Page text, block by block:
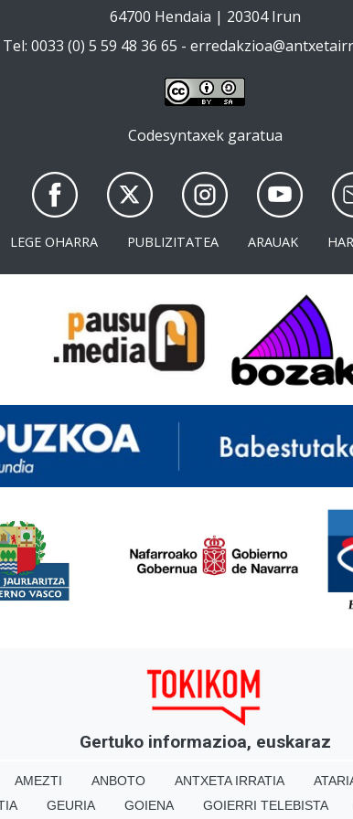
64700 Hendaia | 20304 Irun
Tel: 0033 (0) 5 59 48 36 65 -
Codesyntaxek garatua
LEGE OHARRA PUBLIZITATEA ARAUAK
Gertuko informazioa, euskaraz
AMEZTI ANBOTO ANTXETA IRRATIA
GEURIA GOIENA GOIERRI TELEBISTA